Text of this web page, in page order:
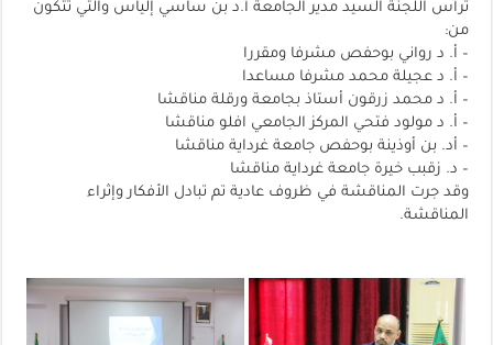
ترأس اللجنة السيد مدير الجامعة أ.د بن ساسي إلياس والتي تتكون
من:
– أ. د رواني بوحفص مشرفا ومقررا
– أ. د عجيلة محمد مشرفا مساعدا
– أ. د محمد زرقون أستاذ بجامعة ورقلة مناقشا
– أ. د مولود فتحي المركز الجامعي افلو مناقشا
– أد. بن أوذينة بوحفص جامعة غرداية مناقشا
– د. زقبب خيرة جامعة غرداية مناقشا
وقد جرت المناقشة في ظروف عادية تم تبادل الأفكار وإثراء
المناقشة.